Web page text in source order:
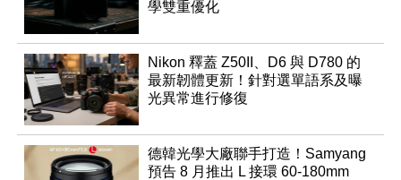
學雙重優化
Nikon 釋蓋 Z50II、D6 與 D780 的
最新韌體更新！針對選單語系及曝
光異常進行修復
德韓光學大廠聯手打造！Samyang
預告 8 月推出 L 接環 60-180mm